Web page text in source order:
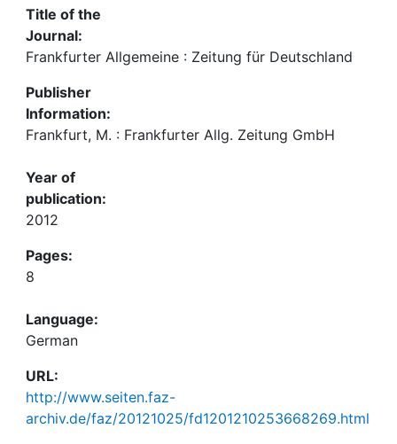
Title of the
Journal:
Frankfurter Allgemeine : Zeitung für Deutschland
Publisher
Information:
Frankfurt, M. : Frankfurter Allg. Zeitung GmbH
Year of
publication:
2012
Pages:
8
Language:
German
URL:
http://www.seiten.faz-
archiv.de/faz/20121025/fd1201210253668269.html